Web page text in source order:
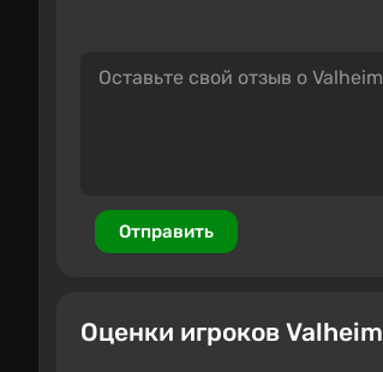
Отправить
Оценки игроков Valheim